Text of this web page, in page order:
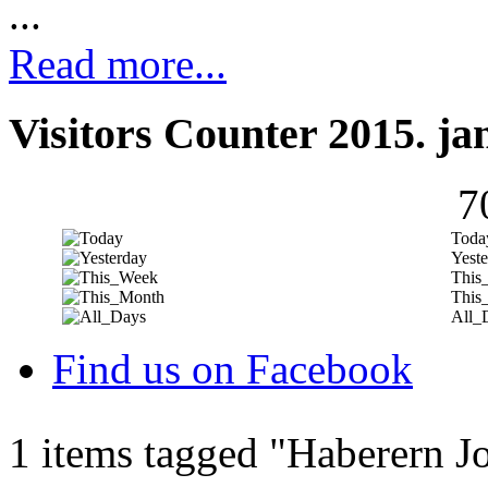
...
Read more...
Visitors Counter 2015.
Find us on Facebook
1 items tagged "Haberern